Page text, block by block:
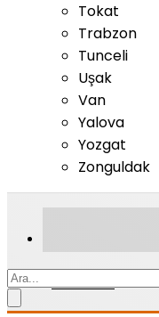
Tokat
Trabzon
Tunceli
Uşak
Van
Yalova
Yozgat
Zonguldak
Gündem